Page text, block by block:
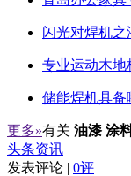
闪光对焊机
专业运动木地
储能焊机具
更多»有关 油漆 涂
头条资讯
发表评论 | 0评